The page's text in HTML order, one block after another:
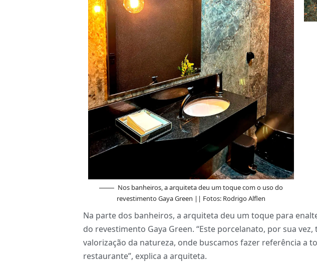
Nos banheiros, a arquiteta deu um toque com o uso do
revestimento Gaya Green || Fotos: Rodrigo Alflen
Na parte dos banheiros, a arquiteta deu um toque para
do revestimento Gaya Green. “Este porcelanato, por sua vez,
valorização da natureza, onde buscamos fazer referência a
restaurante”, explica a arquiteta.